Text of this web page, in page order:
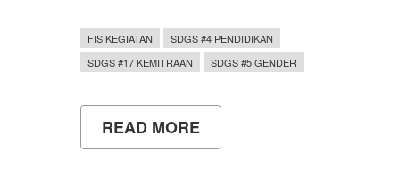
FIS KEGIATAN
SDGS #4 PENDIDIKAN
SDGS #17 KEMITRAAN
SDGS #5 GENDER
READ MORE
MENGUPAYAKAN